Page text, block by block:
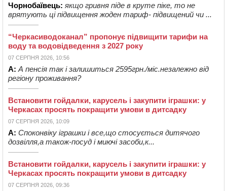
Чорнобаївець: якщо гривня піде в круте піке, то не
врятують ці підвищення жоден тариф- підвищений чи ...
“Черкасиводоканал” пропонує підвищити тарифи на
воду та водовідведення з 2027 року
07 СЕРПНЯ 2026, 10:56
А: А пенсія так і залишиться 2595грн./міс.незалежно від
регіону проживання?
Встановити гойдалки, карусель і закупити іграшки: у
Черкасах просять покращити умови в дитсадку
07 СЕРПНЯ 2026, 10:09
А: Споконвіку іграшки і все,що стосується дитячого
дозвілля,а також-посуд і миючі засоби,к...
Встановити гойдалки, карусель і закупити іграшки: у
Черкасах просять покращити умови в дитсадку
07 СЕРПНЯ 2026, 09:36